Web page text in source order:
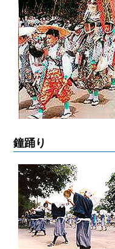
鐘踊り